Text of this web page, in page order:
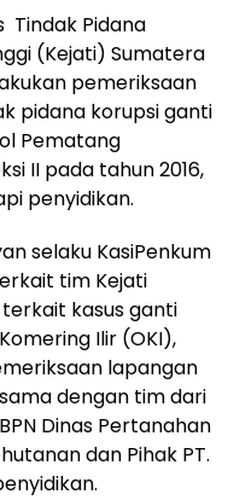
Tindak Pidana
(Kejati) Sumatera
pemeriksaan
pidana korupsi ganti
Pematang
II pada tahun 2016,
penyidikan.
selaku KasiPenkum
tim Kejati
kasus ganti
Ilir (OKI),
lapangan
dengan tim dari
Dinas Pertanahan
dan Pihak PT.